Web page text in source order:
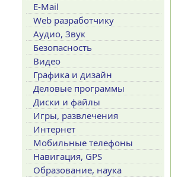
E-Mail
Web разработчику
Аудио, Звук
Безопасность
Видео
Графика и дизайн
Деловые программы
Диски и файлы
Игры, развлечения
Интернет
Мобильные телефоны
Навигация, GPS
Образование, наука